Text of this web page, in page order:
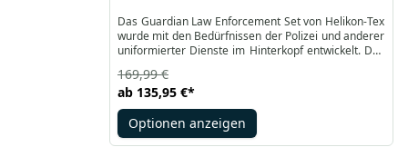
Das Guardian Law Enforcement Set von Helikon-Tex
wurde mit den Bedürfnissen der Polizei und anderer
uniformierter Dienste im Hinterkopf entwickelt. Das
Guardian Plate Carrier, die als Grundlage für die
anderen Komponenten dient. Im Set enthalten sind
zwei modulare seitliche Gürtel Guardian
Cummerband, ein vorderer Panel Guardian
Kangaroo Flap und ein anbringbarer Panel Law
ab 135,95 €*
169,99 €
Optionen anzeigen